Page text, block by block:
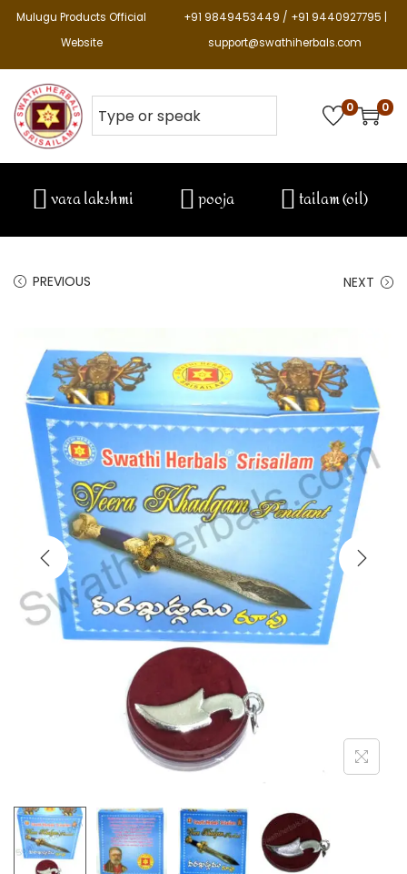
Mulugu Products Official
Website
+91 9849453449 / +91 9440927795 |
support@swathiherbals.com
0 0
vara lakshmi pooja tailam (oil)
PREVIOUS NEXT